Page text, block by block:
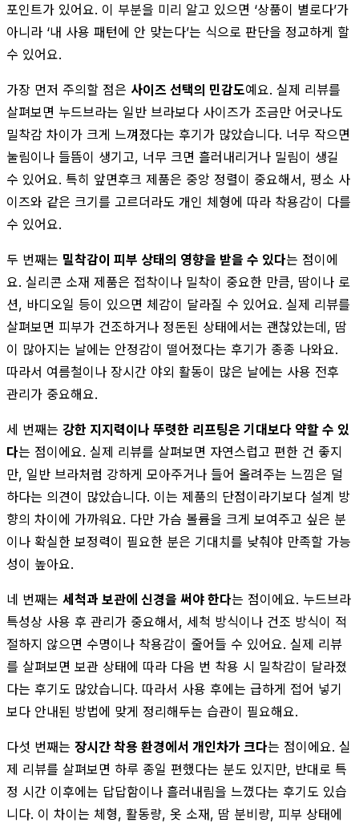
포인트가 있어요. 이 부분을 미리 알고 있으면 ‘상품이 별로다’가
아니라 ‘내 사용 패턴에 안 맞는다’는 식으로 판단을 정교하게 할
수 있어요.
가장 먼저 주의할 점은 사이즈 선택의 민감도예요. 실제 리뷰를
살펴보면 누드브라는 일반 브라보다 사이즈가 조금만 어긋나도
밀착감 차이가 크게 느껴졌다는 후기가 많았습니다. 너무 작으면
눌림이나 들뜸이 생기고, 너무 크면 흘러내리거나 밀림이 생길
수 있어요. 특히 앞면후크 제품은 중앙 정렬이 중요해서, 평소 사
이즈와 같은 크기를 고르더라도 개인 체형에 따라 착용감이 다를
수 있어요.
두 번째는 밀착감이 피부 상태의 영향을 받을 수 있다는 점이에
요. 실리콘 소재 제품은 접착이나 밀착이 중요한 만큼, 땀이나 로
션, 바디오일 등이 있으면 체감이 달라질 수 있어요. 실제 리뷰를
살펴보면 피부가 건조하거나 정돈된 상태에서는 괜찮았는데, 땀
이 많아지는 날에는 안정감이 떨어졌다는 후기가 종종 나와요.
따라서 여름철이나 장시간 야외 활동이 많은 날에는 사용 전후
관리가 중요해요.
세 번째는 강한 지지력이나 뚜렷한 리프팅은 기대보다 약할 수 있
다는 점이에요. 실제 리뷰를 살펴보면 자연스럽고 편한 건 좋지
만, 일반 브라처럼 강하게 모아주거나 들어 올려주는 느낌은 덜
하다는 의견이 많았습니다. 이는 제품의 단점이라기보다 설계 방
향의 차이에 가까워요. 다만 가슴 볼륨을 크게 보여주고 싶은 분
이나 확실한 보정력이 필요한 분은 기대치를 낮춰야 만족할 가능
성이 높아요.
네 번째는 세척과 보관에 신경을 써야 한다는 점이에요. 누드브라
특성상 사용 후 관리가 중요해서, 세척 방식이나 건조 방식이 적
절하지 않으면 수명이나 착용감이 줄어들 수 있어요. 실제 리뷰
를 살펴보면 보관 상태에 따라 다음 번 착용 시 밀착감이 달라졌
다는 후기도 많았습니다. 따라서 사용 후에는 급하게 접어 넣기
보다 안내된 방법에 맞게 정리해두는 습관이 필요해요.
다섯 번째는 장시간 착용 환경에서 개인차가 크다는 점이에요. 실
제 리뷰를 살펴보면 하루 종일 편했다는 분도 있지만, 반대로 특
정 시간 이후에는 답답함이나 흘러내림을 느꼈다는 후기도 있습
니다. 이 차이는 체형, 활동량, 옷 소재, 땀 분비량, 피부 상태에